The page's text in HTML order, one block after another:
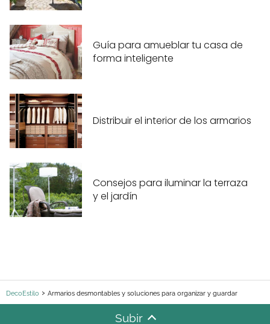
Guía para amueblar tu casa de
forma inteligente
Distribuir el interior de los armarios
Consejos para iluminar la terraza
y el jardín
DecoEstilo Armarios desmontables y soluciones para organizar y guardar
Subir